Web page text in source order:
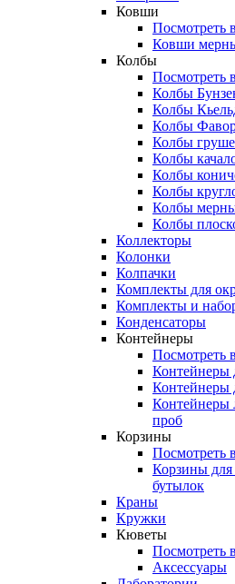
Ковши
Посмотреть
Ковши
Колбы
Посмотреть
Колбы
Колбы
Колбы
Колбы
Колбы
Колбы
Колбы
Колбы
Колбы
Коллекторы
Колонки
Колпачки
Комплекты для
Комплекты и
Конденсаторы
Контейнеры
Посмотреть
Контейнеры
Контейнеры
Контейнеры
проб
Корзины
Посмотреть
Корзины для
бутылок
Краны
Кружки
Кюветы
Посмотреть
Аксессуары